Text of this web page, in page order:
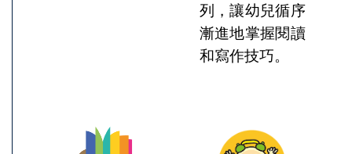
列，讓幼兒循序
漸進地掌握閱讀
和寫作技巧。